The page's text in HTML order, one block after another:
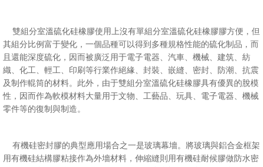
雙組分室溫硫化硅橡膠使用上沒有單組分室溫硫化硅橡膠膠方便，但
其組分比例富于變化，一個品種可以得到多種規格性能的硫化制品，而
且還能深度硫化，因而被廣泛用于電子電器、汽車、機械、建筑、紡
織、化工、輕工、印刷等行業作絕緣、封裝、嵌縫、密封、防潮、抗震
及制作輥筒的材料。此外，由于雙組分室溫硫化硅橡膠具有優異的脫模
性，因而作為軟模材料大量用于文物、工藝品、玩具、電子電器、機械
零件等的復制與制造。
有機硅密封膠的典型應用場合之一是玻璃幕墻。將玻璃與鋁合金框架
用有機硅結構膠粘接作為外墻材料，伸縮縫則用有機硅耐候膠做防水密